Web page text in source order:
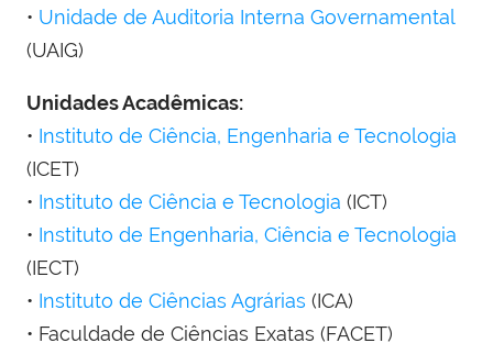
• Unidade de Auditoria Interna Governamental
(UAIG)
Unidades Acadêmicas:
• Instituto de Ciência, Engenharia e Tecnologia
(ICET)
• Instituto de Ciência e Tecnologia (ICT)
• Instituto de Engenharia, Ciência e Tecnologia
(IECT)
• Instituto de Ciências Agrárias (ICA)
• Faculdade de Ciências Exatas (FACET)